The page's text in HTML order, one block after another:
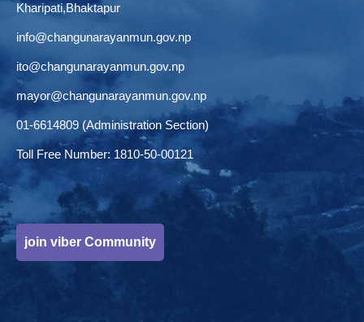
Kharipati,Bhaktapur
info@changunarayanmun.gov.np
ito@changunarayanmun.gov.np
mayor@changunarayanmun.gov.np
01-6614809 (Administration Section)
Toll Free Number: 1810-50-00121
join viber Community